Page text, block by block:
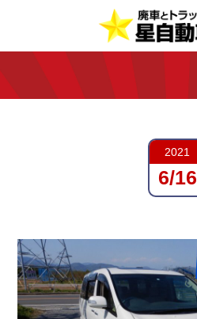
2021
6/16